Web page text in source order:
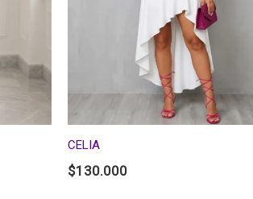
CELIA
$130.000